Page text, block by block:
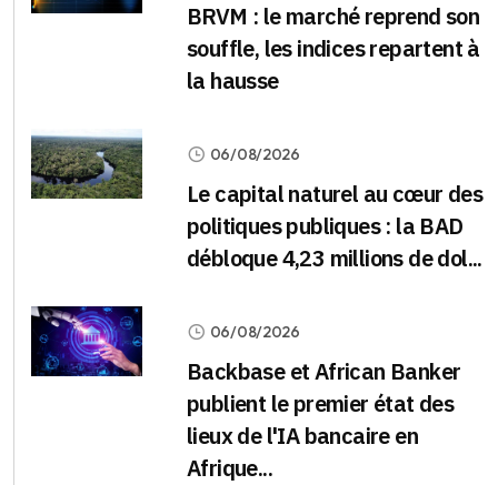
BRVM : le marché reprend son
souffle, les indices repartent à
la hausse
06/08/2026
Le capital naturel au cœur des
politiques publiques : la BAD
débloque 4,23 millions de dol...
06/08/2026
Backbase et African Banker
publient le premier état des
lieux de l'IA bancaire en
Afrique...